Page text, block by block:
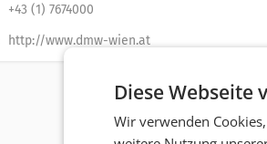
+43 (1) 7674000
http://www.dmw-wien.at
Diese Webseite
Wir verwenden